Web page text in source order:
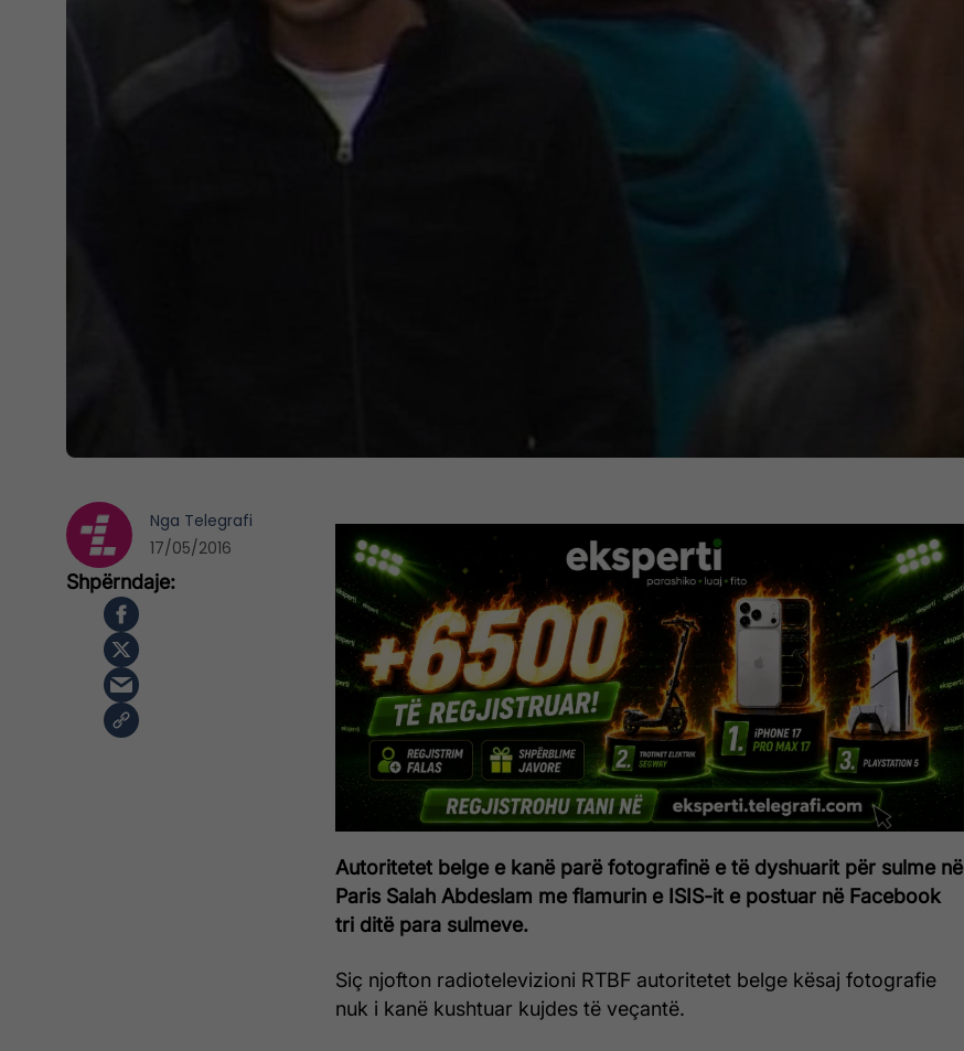
Autoritetet belge e kanë parë fotografinë e të dyshuarit për sulme në
Paris Salah Abdeslam me flamurin e ISIS-it e postuar në Facebook
tri ditë para sulmeve.
Siç njofton radiotelevizioni RTBF autoritetet belge kësaj fotografie
nuk i kanë kushtuar kujdes të veçantë.
Nga Telegrafi
17/05/2016